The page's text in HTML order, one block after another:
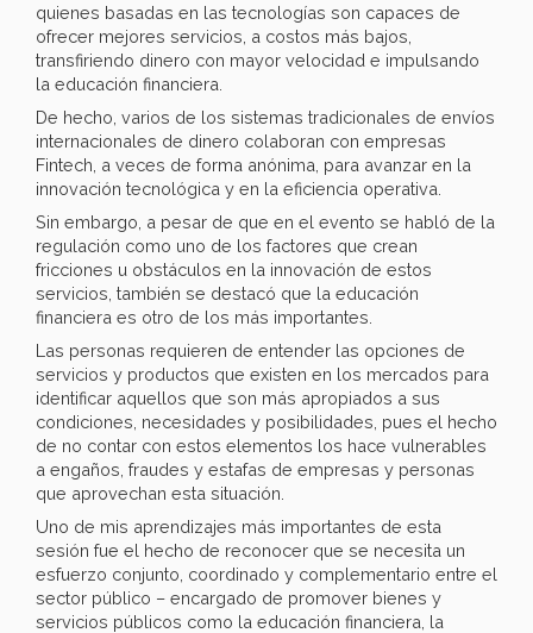
quienes basadas en las tecnologías son capaces de
ofrecer mejores servicios, a costos más bajos,
transfiriendo dinero con mayor velocidad e impulsando
la educación financiera.
De hecho, varios de los sistemas tradicionales de envíos
internacionales de dinero colaboran con empresas
Fintech, a veces de forma anónima, para avanzar en la
innovación tecnológica y en la eficiencia operativa.
Sin embargo, a pesar de que en el evento se habló de la
regulación como uno de los factores que crean
fricciones u obstáculos en la innovación de estos
servicios, también se destacó que la educación
financiera es otro de los más importantes.
Las personas requieren de entender las opciones de
servicios y productos que existen en los mercados para
identificar aquellos que son más apropiados a sus
condiciones, necesidades y posibilidades, pues el hecho
de no contar con estos elementos los hace vulnerables
a engaños, fraudes y estafas de empresas y personas
que aprovechan esta situación.
Uno de mis aprendizajes más importantes de esta
sesión fue el hecho de reconocer que se necesita un
esfuerzo conjunto, coordinado y complementario entre el
sector público – encargado de promover bienes y
servicios públicos como la educación financiera, la